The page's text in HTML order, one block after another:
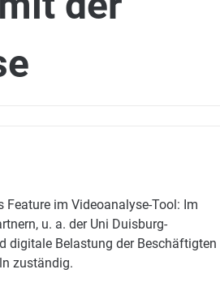
im Videoanalyse-Tool: Im
u. a. der Uni Duisburg-
digitale Belastung der Beschäftigten
zuständig.